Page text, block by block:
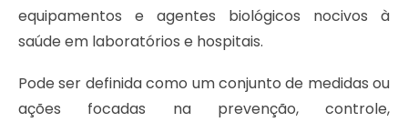
equipamentos e agentes biológicos nocivos à
saúde em laboratórios e hospitais.
Pode ser definida como um conjunto de medidas ou
ações focadas na prevenção, controle,